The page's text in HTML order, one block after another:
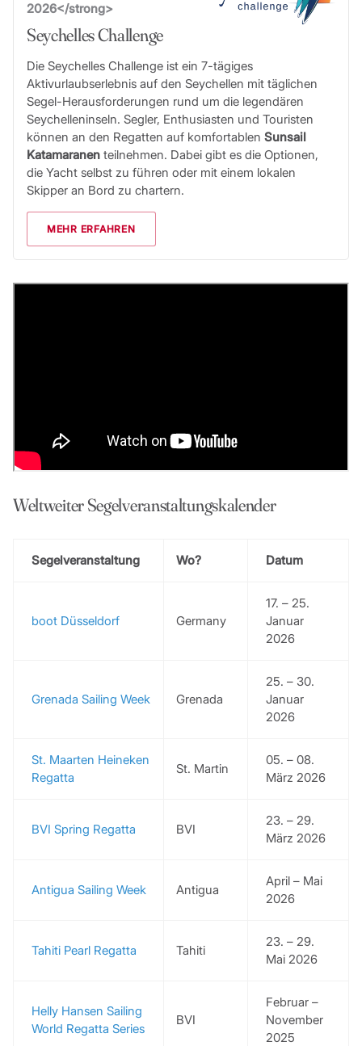
2026</strong>
Seychelles Challenge
Die Seychelles Challenge ist ein 7-tägiges
Aktivurlaubserlebnis auf den Seychellen mit täglichen
Segel-Herausforderungen rund um die legendären
Seychelleninseln. Segler, Enthusiasten und Touristen
können an den Regatten auf komfortablen Sunsail
Katamaranenteilnehmen. Dabei gibt es die Optionen,
die Yacht selbst zu führen oder mit einem lokalen
Skipper an Bord zu chartern.
MEHR ERFAHREN
Weltweiter Segelveranstaltungskalender
Segelveranstaltung Wo? Datum
boot Düsseldorf Germany
17. – 25.
Januar
2026
Grenada Sailing Week Grenada
25. – 30.
Januar
2026
St. Maarten Heineken
Regatta
St. Martin
05. – 08.
März 2026
BVI Spring Regatta BVI
23. – 29.
März 2026
Antigua Sailing Week Antigua
April – Mai
2026
Tahiti Pearl Regatta Tahiti
23. – 29.
Mai 2026
Helly Hansen Sailing
World Regatta Series
BVI
Februar –
November
2025